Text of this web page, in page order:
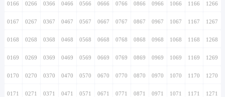
0166 0266 0366 0466 0566 0666 0766 0866 0966 1066 1166 1266
0167 0267 0367 0467 0567 0667 0767 0867 0967 1067 1167 1267
0168 0268 0368 0468 0568 0668 0768 0868 0968 1068 1168 1268
0169 0269 0369 0469 0569 0669 0769 0869 0969 1069 1169 1269
0170 0270 0370 0470 0570 0670 0770 0870 0970 1070 1170 1270
0171 0271 0371 0471 0571 0671 0771 0871 0971 1071 1171 1271